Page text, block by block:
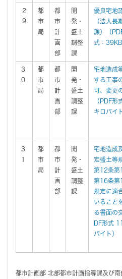
2
9
都
市
局
都
市
計
画
部
開
発・
盛土
調整
課
優良宅地
（法人長
課）（
式：39KB
3
0
都
市
局
都
市
計
画
部
開
発・
盛土
調整
課
宅地造成
する工事
可、変更
（PDF形
キロバイ
3
1
都
市
局
都
市
計
画
部
開
発・
盛土
調整
課
宅地造成
定盛土等
第12条第
第16条第
規定に適
いること
る書面の
DF形式
バイト）
都市計画部 北部都市計画指導課及び